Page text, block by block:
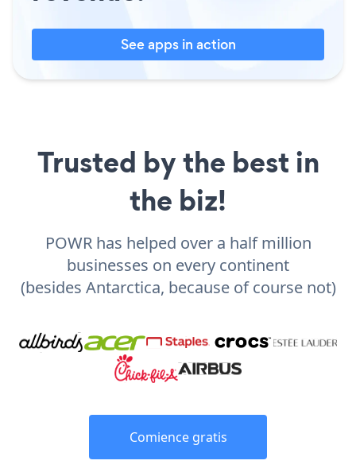
See apps in action
Trusted by the best in
the biz!
POWR has helped over a half million
businesses on every continent
(besides Antarctica, because of course not)
Comience gratis